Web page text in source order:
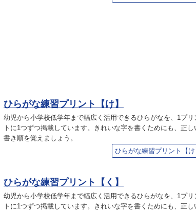
ひらがな練習プリント【け】
幼児から小学校低学年まで幅広く活用できるひらがなを、1プリ
トに1つずつ掲載しています。きれいな字を書くためにも、正し
書き順を覚えましょう。
ひらがな練習プリント【け
ひらがな練習プリント【く】
幼児から小学校低学年まで幅広く活用できるひらがなを、1プリ
トに1つずつ掲載しています。きれいな字を書くためにも、正し